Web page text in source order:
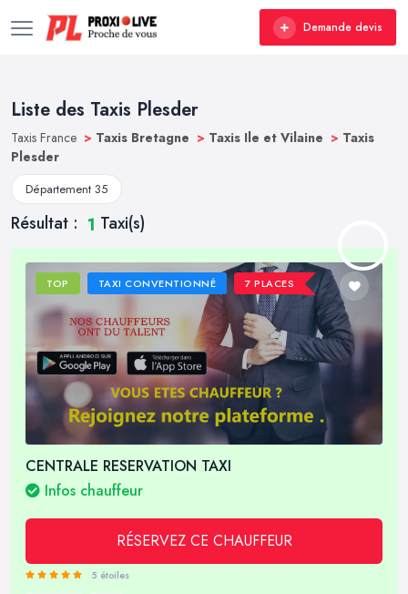
Demande devis
Liste des Taxis Plesder
Taxis France > Taxis Bretagne > Taxis Ile et Vilaine > Taxis
Plesder
Département 35
Résultat : 1 Taxi(s)
TOP TAXI CONVENTIONNÉ 7 PLACES
CENTRALE RESERVATION TAXI
Infos chauffeur
RÉSERVEZ CE CHAUFFEUR
5 étoiles